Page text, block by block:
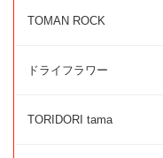
TOMAN ROCK
ドライフラワー
TORIDORI tama